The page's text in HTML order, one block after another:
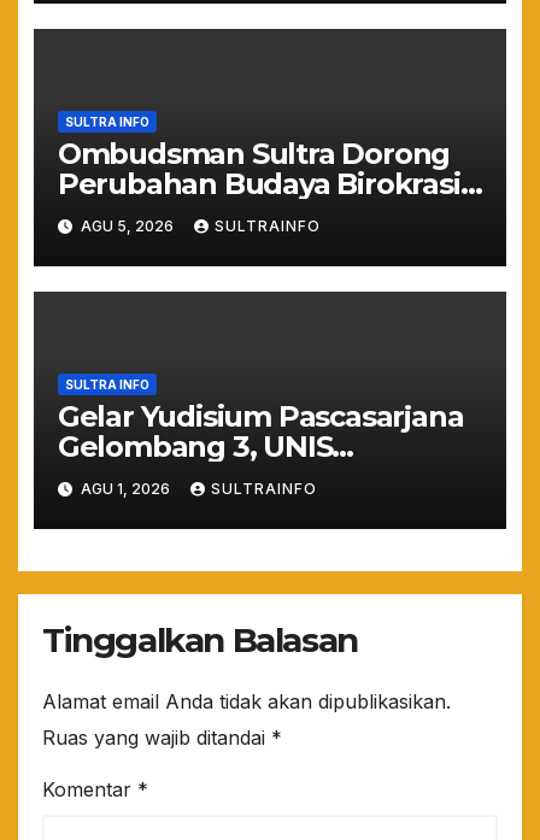
SULTRA INFO
Ombudsman Sultra Dorong
Perubahan Budaya Birokrasi
Lewat Penilaian
Maladministrasi 2026
AGU 5, 2026 SULTRAINFO
SULTRA INFO
Gelar Yudisium Pascasarjana
Gelombang 3, UNIS
Tangerang Cetak 243
Magister Berdaya Saing
Global dari Pelosok Negeri
hingga Mancanegara
AGU 1, 2026 SULTRAINFO
Tinggalkan Balasan
Alamat email Anda tidak akan dipublikasikan.
Ruas yang wajib ditandai *
Komentar *